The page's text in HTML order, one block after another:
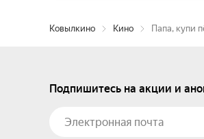
Ковылкино Кино Папа, купи
Подпишитесь на акции и